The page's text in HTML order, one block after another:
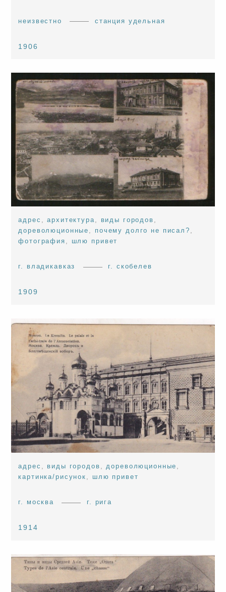
неизвестно станция удельная
1906
адрес ,архитектура, виды городов ,
дореволюционные , почему долго не писал? ,
фотография , шлю привет
г. владикавказ г. скобелев
1909
адрес , виды городов ,дореволюционные ,
картинка/рисунок , шлю привет
г. москва г. рига
1914